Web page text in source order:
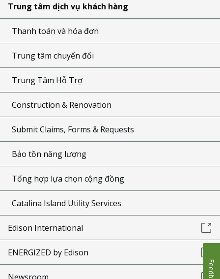
Trung tâm dịch vụ khách hàng
Thanh toán và hóa đơn
Trung tâm chuyển đổi
Trung Tâm Hỗ Trợ
Construction & Renovation
Submit Claims, Forms & Requests
Bảo tồn năng lượng
Tổng hợp lựa chọn cộng đồng
Catalina Island Utility Services
Edison International
ENERGIZED by Edison
Newsroom